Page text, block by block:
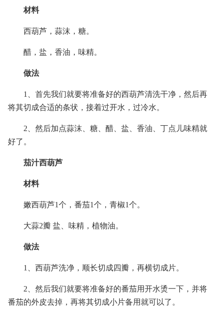
材料
西葫芦，蒜沫，糖。
醋，盐，香油，味精。
做法
1、首先我们就要将准备好的西葫芦清洗干净，然后再
将其切成合适的条状，接着过开水，过冷水。
2、然后加点蒜沫、糖、醋、盐、香油、丁点儿味精就
好了。
茄汁西葫芦
材料
嫩西葫芦1个，番茄1个，青椒1个。
大蒜2瓣 盐、味精，植物油。
做法
1、西葫芦洗净，顺长切成四瓣，再横切成片。
2、然后我们就要将准备好的番茄用开水烫一下，并将
番茄的外皮去掉，再将其切成小片备用就可以了。